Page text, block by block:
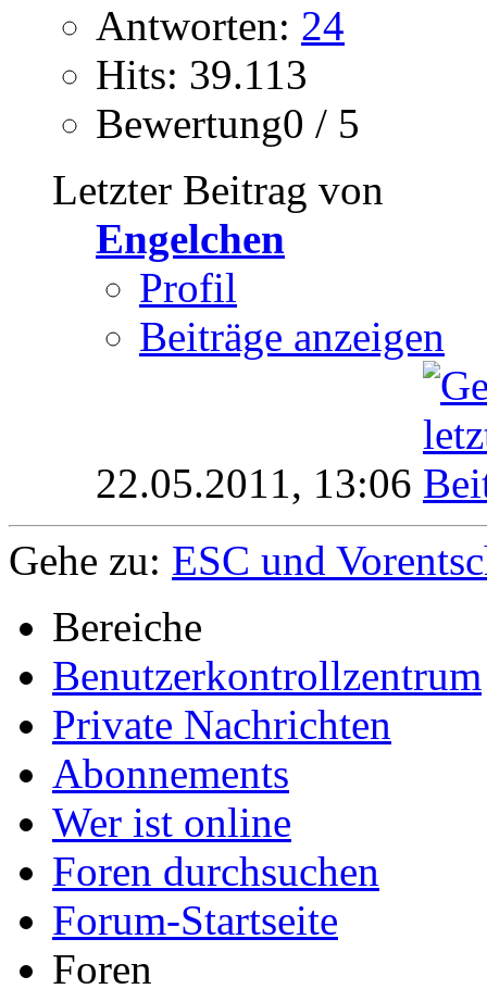
Antworten: 24
Hits: 39.113
Bewertung0 / 5
Letzter Beitrag von
Engelchen
Profil
Beiträge anzeigen
22.05.2011, 13:06
Gehe zu: ESC und
Bereiche
Benutzerkontrollzentrum
Private Nachrichten
Abonnements
Wer ist online
Foren durchsuchen
Forum-Startseite
Foren